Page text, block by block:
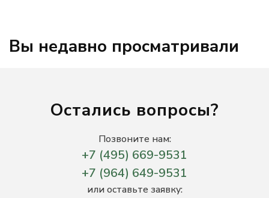
Вы недавно просматривали
Остались вопросы?
Позвоните нам:
+7 (495) 669-9531
+7 (964) 649-9531
или оставьте заявку: